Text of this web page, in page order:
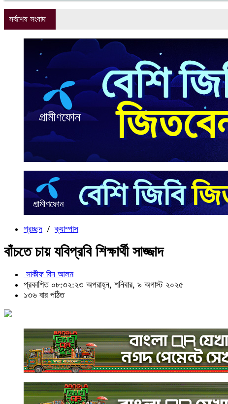
সর্বশেষ সংবাদ
প্রচ্ছদ /ক্যাম্পাস
বাঁচতে চায় যবিপ্রবি শিক্ষার্থী সাজ্জাদ
সাকীফ বিন আলম
প্রকাশিত ০৮:৩২:২৩ অপরাহ্ন, শনিবার, ৯ অগাস্ট ২০২৫
১৩৬ বার পঠিত